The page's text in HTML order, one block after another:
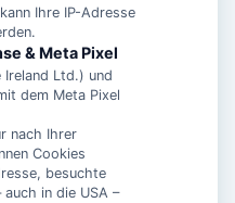
Fewo,
Schlafrä
Ihre IP-Adresse
& Meta Pixel
Ireland Ltd.) und
dem Meta Pixel
nach Ihrer
Cookies
besuchte
in die USA –